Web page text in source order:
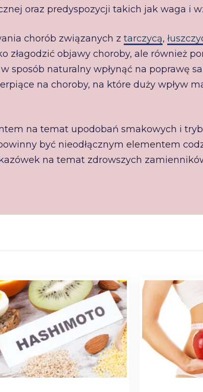
oraz predyspozycji takich jak waga i
chorób związanych z tarczycą,
złagodzić objawy choroby, ale również
sposób naturalny wpłynąć na poprawę
na choroby, na które duży wpływ
na temat upodobań smakowych i
być nieodłącznym elementem
na temat zdrowszych